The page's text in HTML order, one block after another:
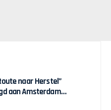
naar Herstel”
aan Amsterdam
Meliani